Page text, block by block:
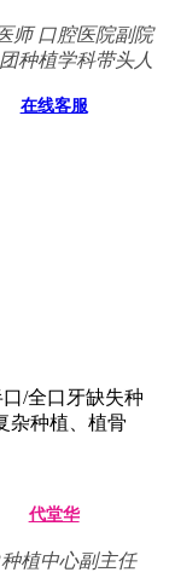
师 口腔医院副院
种植学科带头人
在线客服
/全口牙缺失种
杂种植、植骨
代堂华
植中心副主任